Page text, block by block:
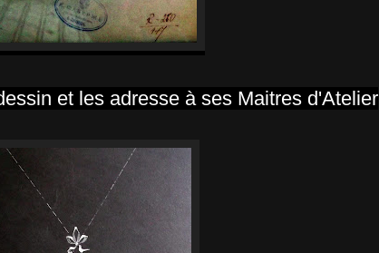
et les adresse à ses Maitres d'Atelier